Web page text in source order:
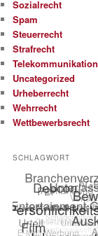
Sozialrecht
Spam
Steuerrecht
Strafrecht
Uncategorized
Urheberrecht
Wehrrecht
Wettbewerbsrecht
SCHLAGWORT